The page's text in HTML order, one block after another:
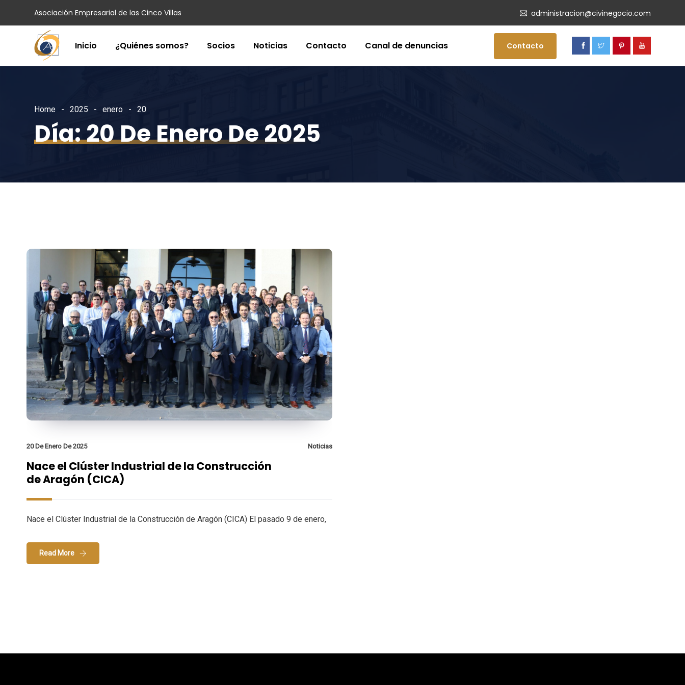
Asociación Empresarial de las Cinco Villas administracion@civinegocio.com
Inicio ¿Quiénes somos? Socios Noticias Contacto Canal de denuncias Contacto
Home 2025 enero 20
Día:20 De Enero De 2025
20 De Enero De 2025 Noticias
Nace el Clúster Industrial de la Construcción
de Aragón (CICA)
Nace el Clúster Industrial de la Construcción de Aragón (CICA) El pasado 9 de enero,
Read More